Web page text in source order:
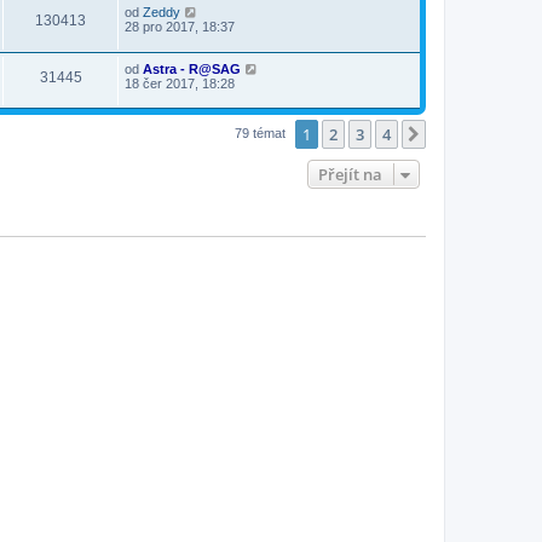
130413 od Zeddy
28 pro 2017, 18:37
31445 od Astra - R@SAG
18 čer 2017, 18:28
79 témat 1 2 3 4
Přejít na